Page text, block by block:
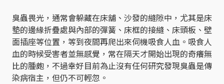
臭蟲畏光，通常會躲藏在床舖、沙發的縫隙中，尤其是床
墊的邊緣折疊處與內部的彈簧、床框的接縫、床頭板、壁
面插座等位置，等到夜間再爬出來伺機吸食人血。吸食人
血的時候受害者並無感覺，常在隔天才開始出現的奇癢無
比的腫皰，不過幸好目前為止沒有任何研究發現臭蟲是傳
染病宿主，但仍不可輕忽。